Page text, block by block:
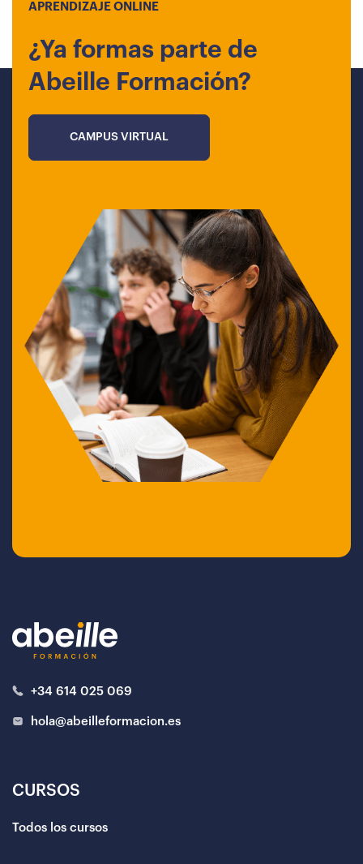
APRENDIZAJE ONLINE
¿Ya formas parte de
Abeille Formación?
CAMPUS VIRTUAL
+34 614 025 069
hola@abeilleformacion.es
CURSOS
Todos los cursos